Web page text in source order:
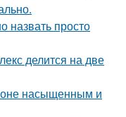
назвать просто
делится на две
насыщенным и